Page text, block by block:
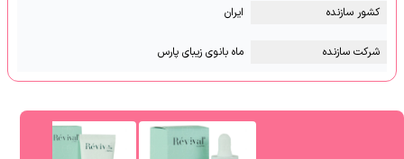
کشور سازنده ایران
شرکت سازنده ماه بانوی زیبای پارس